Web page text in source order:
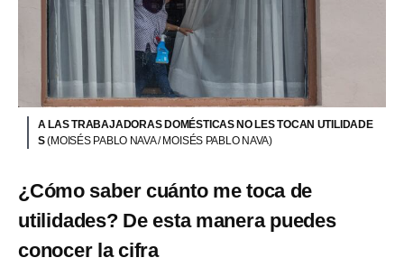
A LAS TRABAJADORAS DOMÉSTICAS NO LES TOCAN UTILIDADE
S(MOISÉS PABLO NAVA / MOISÉS PABLO NAVA)
¿Cómo saber cuánto me toca de
utilidades? De esta manera puedes
conocer la cifra